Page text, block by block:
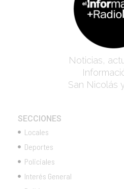
Noticias,
San Nicolás
SECCIONES
Locales
Deportes
Policiales
Interés General